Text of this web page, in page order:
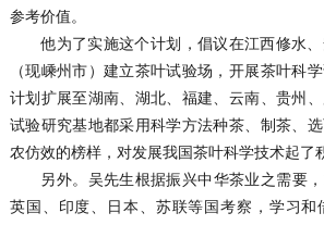
参考价值。
他为了实施这个计划，倡议在江西修水、
（现嵊州市）建立茶叶试验场，开展茶叶科
计划扩展至湖南、湖北、福建、云南、贵州
试验研究基地都采用科学方法种茶、制茶、
农仿效的榜样，对发展我国茶叶科学技术起了
另外。吴先生根据振兴中华茶业之需要，
英国、印度、日本、苏联等国考察，学习和